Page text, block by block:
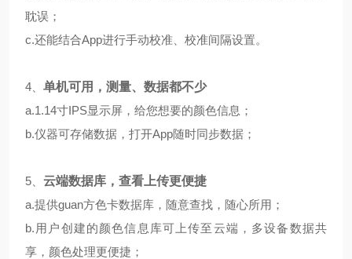
耽误；
c.还能结合App进行手动校准、校准间隔设置。
4、 单机可用，测量、数据都不少
a.1.14寸IPS显示屏，给您想要的颜色信息；
b.仪器可存储数据，打开App随时同步数据；
5、 云端数据库，查看上传更便捷
a.提供guan方色卡数据库，随意查找，随心所用；
b.用户创建的颜色信息库可上传至云端，多设备数据共
享，颜色处理更便捷；